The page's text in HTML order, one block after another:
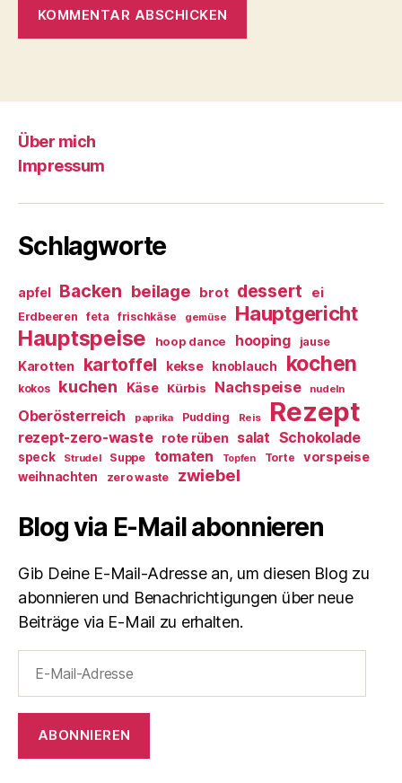
Über mich
Impressum
Schlagworte
apfel Backen beilage brot dessert ei
Erdbeeren feta frischkäse gemüse Hauptgericht
Hauptspeise hoop dance hooping jause
Karotten kartoffel kekse knoblauch kochen
kokos kuchen Käse Kürbis Nachspeise nudeln
Oberösterreich paprika Pudding Reis Rezept
rezept-zero-waste rote rüben salat Schokolade
speck Strudel Suppe tomaten Topfen Torte vorspeise
weihnachten zero waste zwiebel
Blog via E-Mail abonnieren
Gib Deine E-Mail-Adresse an, um diesen Blog zu
abonnieren und Benachrichtigungen über neue
Beiträge via E-Mail zu erhalten.
Mail-
Adresse
ABONNIEREN